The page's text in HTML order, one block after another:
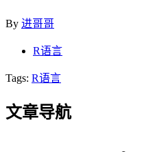
By 进哥哥
R语言
Tags: R语言
文章导航